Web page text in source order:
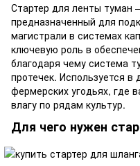
Стартер для ленты туман
предназначенный для
магистрали в системах
ключевую роль в
благодаря чему система
протечек. Используется
фермерских угодьях, где
влагу по рядам культур.
Для чего нужен